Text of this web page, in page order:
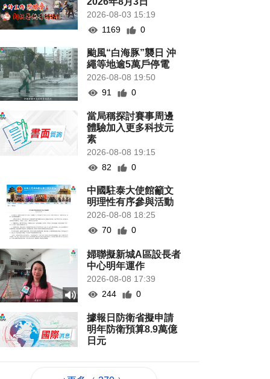
2026-08-03 15:19
1169
0
颱風“白海豚”襲日 沖
繩等地逾5萬戶停電
2026-08-08 19:50
91
0
當局稱探討賽事周邊
體驗加入更多科技元
素
2026-08-08 19:15
82
0
中國駐泰大使館籲文
明理性有序參與活動
2026-08-08 18:25
70
0
婦聯擬新城A區設長者
中心明年運作
2026-08-08 17:39
244
0
據報日防衛省擬申請
明年防衛預算8.9萬億
日元